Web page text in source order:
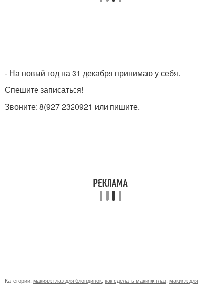
- На новый год на 31 декабря принимаю у себя.
Спешите записаться!
Звоните: 8(927 2320921 или пишите.
Категории: макияж глаз для блондинок как сделать макияж глаз макияж для